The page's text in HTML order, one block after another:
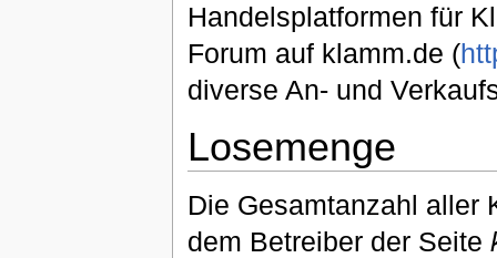
Handelsplatformen für
Forum auf klamm.de (
diverse An- und
Losemenge
Die Gesamtanzahl aller
dem Betreiber der Seite